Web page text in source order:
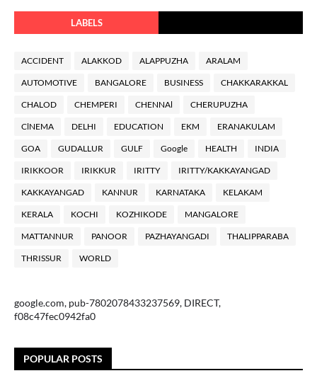
LABELS
ACCIDENT ALAKKOD ALAPPUZHA ARALAM
AUTOMOTIVE BANGALORE BUSINESS CHAKKARAKKAL
CHALOD CHEMPERI CHENNAl CHERUPUZHA
ClNEMA DELHI EDUCATION EKM ERANAKULAM
GOA GUDALLUR GULF Google HEALTH INDIA
IRIKKOOR IRIKKUR IRITTY IRITTY/KAKKAYANGAD
KAKKAYANGAD KANNUR KARNATAKA KELAKAM
KERALA KOCHI KOZHIKODE MANGALORE
MATTANNUR PANOOR PAZHAYANGADI THALIPPARABA
THRISSUR WORLD
google.com, pub-7802078433237569, DIRECT,
f08c47fec0942fa0
POPULAR POSTS